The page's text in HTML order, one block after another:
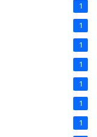
1
1
1
1
1
1
1